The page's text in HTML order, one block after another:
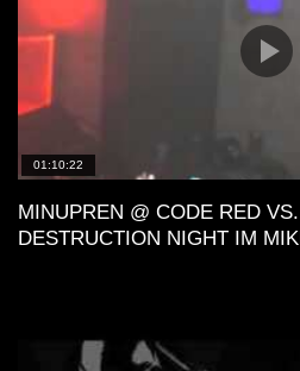
01:10:22
MINUPREN @ CODE RED
DESTRUCTION NIGHT IM